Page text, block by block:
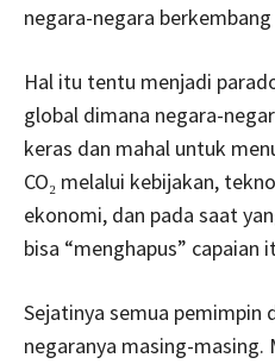
negara-negara
Hal itu tentu menjadi
global dimana negara-
keras dan mahal untuk
CO₂ melalui kebijakan,
ekonomi, dan pada saat
bisa “menghapus” capaian
Sejatinya semua pemimpin
negaranya masing-